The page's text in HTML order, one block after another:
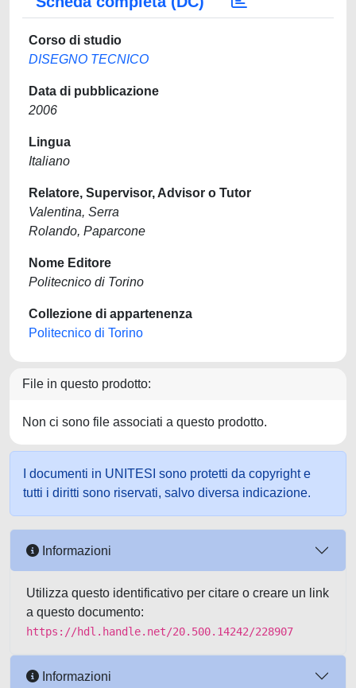
Corso di studio
DISEGNO TECNICO
Data di pubblicazione
2006
Lingua
Italiano
Relatore, Supervisor, Advisor o Tutor
Valentina, Serra
Rolando, Paparcone
Nome Editore
Politecnico di Torino
Collezione di appartenenza
Politecnico di Torino
File in questo prodotto:
Non ci sono file associati a questo prodotto.
I documenti in UNITESI sono protetti da copyright e
tutti i diritti sono riservati, salvo diversa indicazione.
Informazioni
Utilizza questo identificativo per citare o creare un link
a questo documento:
https://hdl.handle.net/20.500.14242/228907
Informazioni